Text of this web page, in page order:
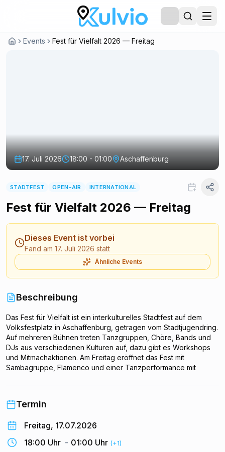
Events Fest für Vielfalt 2026 — Freitag
17. Juli 2026 18:00 - 01:00 Aschaffenburg
STADTFEST OPEN-AIR INTERNATIONAL
Fest für Vielfalt 2026 — Freitag
Dieses Event ist vorbei
Fand am 17. Juli 2026 statt
Ähnliche Events
Beschreibung
Das Fest für Vielfalt ist ein interkulturelles Stadtfest auf dem
Volksfestplatz in Aschaffenburg, getragen vom Stadtjugendring.
Auf mehreren Bühnen treten Tanzgruppen, Chöre, Bands und
DJs aus verschiedenen Kulturen auf, dazu gibt es Workshops
und Mitmachaktionen. Am Freitag eröffnet das Fest mit
Sambagruppe, Flamenco und einer Tanzperformance mit
Termin
Freitag, 17.07.2026
18:00 Uhr - 01:00 Uhr (+1)